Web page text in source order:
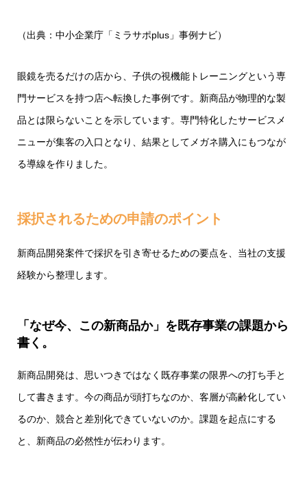
（出典：中小企業庁「ミラサポplus」事例ナビ）
眼鏡を売るだけの店から、子供の視機能トレーニングという専
門サービスを持つ店へ転換した事例です。新商品が物理的な製
品とは限らないことを示しています。専門特化したサービスメ
ニューが集客の入口となり、結果としてメガネ購入にもつなが
る導線を作りました。
採択されるための申請のポイント
新商品開発案件で採択を引き寄せるための要点を、当社の支援
経験から整理します。
「なぜ今、この新商品か」を既存事業の課題から
書く。
新商品開発は、思いつきではなく既存事業の限界への打ち手と
して書きます。今の商品が頭打ちなのか、客層が高齢化してい
るのか、競合と差別化できていないのか。課題を起点にする
と、新商品の必然性が伝わります。